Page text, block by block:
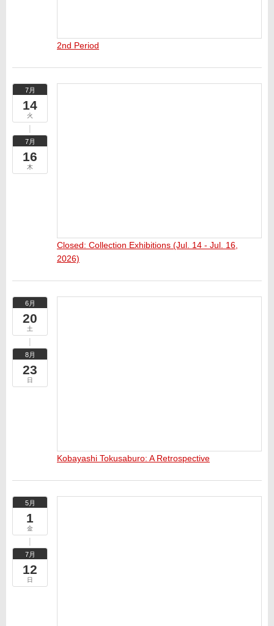
2nd Period
7月
14
火
7月
16
木
Closed: Collection Exhibitions (Jul. 14 - Jul. 16,
2026)
6月
20
土
8月
23
日
Kobayashi Tokusaburo: A Retrospective
5月
1
金
7月
12
日